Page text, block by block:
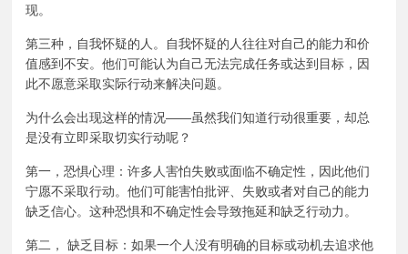
现。
第三种，自我怀疑的人。自我怀疑的人往往对自己的能力和价
值感到不安。他们可能认为自己无法完成任务或达到目标，因
此不愿意采取实际行动来解决问题。
为什么会出现这样的情况——虽然我们知道行动很重要，却总
是没有立即采取切实行动呢？
第一，恐惧心理：许多人害怕失败或面临不确定性，因此他们
宁愿不采取行动。他们可能害怕批评、失败或者对自己的能力
缺乏信心。这种恐惧和不确定性会导致拖延和缺乏行动力。
第二， 缺乏目标：如果一个人没有明确的目标或动机去追求他